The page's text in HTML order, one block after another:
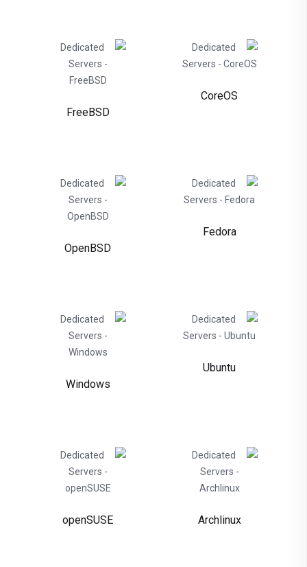
CoreOS
FreeBSD
Fedora
OpenBSD
Ubuntu
Windows
Archlinux
openSUSE